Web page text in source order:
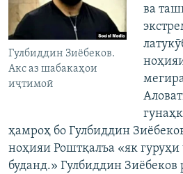
Гулбиддин Зиёбеков.
Акс аз шабакаҳои
иҷтимоӣ
ва
ҳамроҳ бо Гулбиддин
ноҳияи Роштқалъа «як
буданд.» Гулбиддин